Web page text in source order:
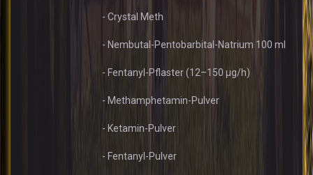
- Crystal Meth
- Nembutal-Pentobarbital-Natrium 100 ml
- Fentanyl-Pflaster (12–150 µg/h)
- Methamphetamin-Pulver
- Ketamin-Pulver
- Fentanyl-Pulver